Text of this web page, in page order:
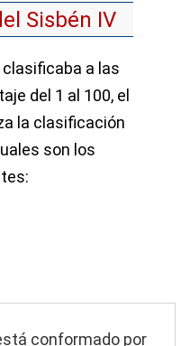
Sisbén IV
clasificaba a las
del 1 al 100, el
la clasificación
son los
conformado por